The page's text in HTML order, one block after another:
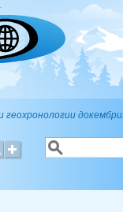
содержанию
Форма
Поиск